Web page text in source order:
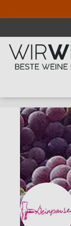
bei WirWinzer.